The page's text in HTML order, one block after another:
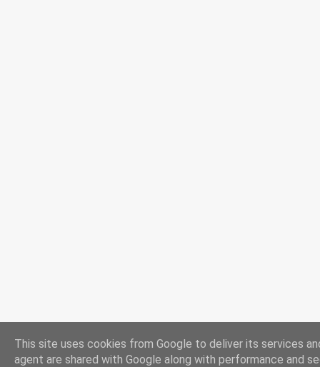
This site uses cookies from Google to deliver its services
agent are shared with Google along with performance and